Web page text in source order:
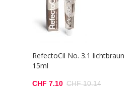
RefectoCil No. 3.1 lichtbraun
15ml
CHF 7.10 CHF 10.14